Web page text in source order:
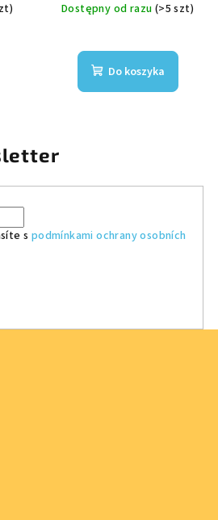
Dostępny od razu (>5 szt)
Do koszyka
s podmínkami ochrany osobních